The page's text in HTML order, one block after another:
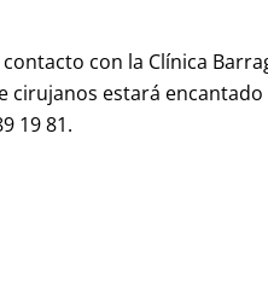
con la Clínica
estará
19 81.